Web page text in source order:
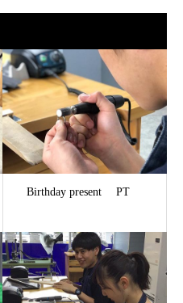
Birthday present PT